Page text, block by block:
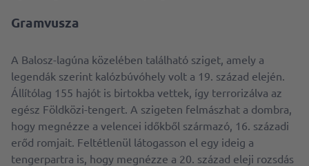
Gramvusza
A Balosz-lagúna közelében található sziget, amely a
legendák szerint kalózbúvóhely volt a 19. század elején.
Állítólag 155 hajót is birtokba vettek, így terrorizálva az
egész Földközi-tengert. A szigeten felmászhat a dombra,
hogy megnézze a velencei időkből származó, 16. századi
erőd romjait. Feltétlenül látogasson el egy ideig a
tengerpartra is, hogy megnézze a 20. század eleji rozsdás